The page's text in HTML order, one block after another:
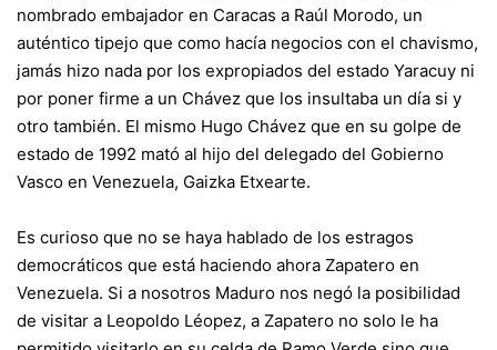
nombrado embajador en Caracas a Raúl Morodo, un
auténtico tipejo que como hacía negocios con el chavismo,
jamás hizo nada por los expropiados del estado Yaracuy ni
por poner firme a un Chávez que los insultaba un día si y
otro también. El mismo Hugo Chávez que en su golpe de
estado de 1992 mató al hijo del delegado del Gobierno
Vasco en Venezuela, Gaizka Etxearte.
Es curioso que no se haya hablado de los estragos
democráticos que está haciendo ahora Zapatero en
Venezuela. Si a nosotros Maduro nos negó la posibilidad
de visitar a Leopoldo Léopez, a Zapatero no solo le ha